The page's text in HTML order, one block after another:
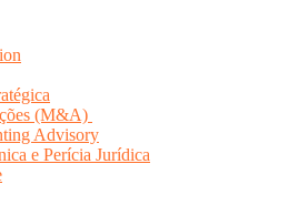
(M&A)
Advisory
e Perícia Jurídica